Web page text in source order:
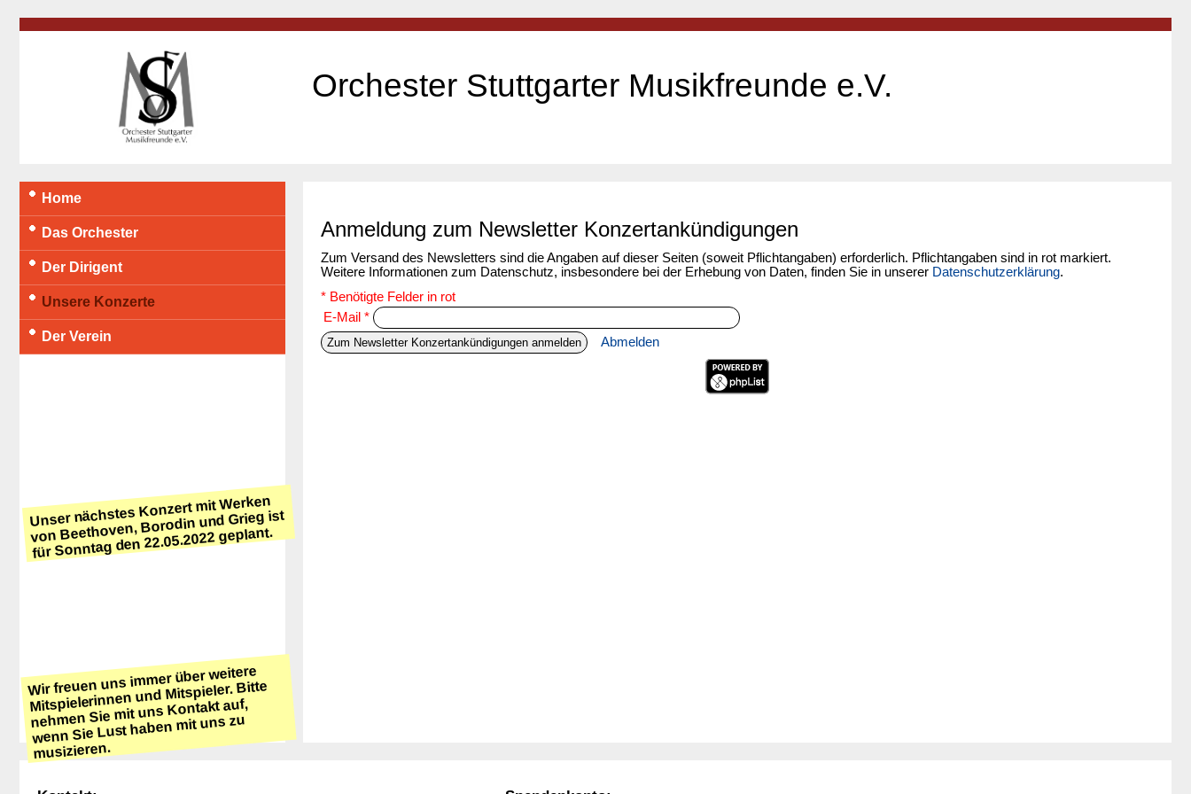
Orchester Stuttgarter Musikfreunde e.V.
Home
Das Orchester
Der Dirigent
Unsere Konzerte
Der Verein
Unser nächstes Konzert mit Werken
von Beethoven, Borodin und Grieg ist
für Sonntag den 22.05.2022 geplant.
Wir freuen uns immer über weitere
Mitspielerinnen und Mitspieler. Bitte
nehmen Sie mit uns Kontakt auf,
wenn Sie Lust haben mit uns zu
musizieren.
Anmeldung zum Newsletter Konzertankündigungen
Zum Versand des Newsletters sind die Angaben auf dieser Seiten (soweit Pflichtangaben) erforderlich. Pflichtangaben sind in rot markiert.
Weitere Informationen zum Datenschutz, insbesondere bei der Erhebung von Daten, finden Sie in unserer Datenschutzerklärung.
* Benötigte Felder in rot
E-Mail *
Abmelden